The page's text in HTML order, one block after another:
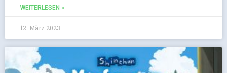
WEITERLESEN »
12. März 2023